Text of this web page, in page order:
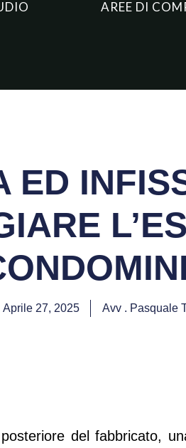
AREE DI
ED
Aprile 27, 2025 Avv . Pasquale
del fabbricato,